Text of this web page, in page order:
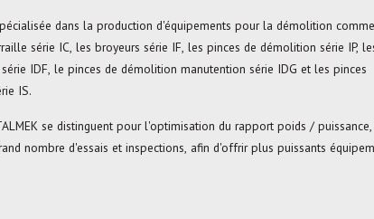
dans la production d'équipements pour la démolition
série IC, les broyeurs série IF, les pinces de démolition série IP,
IDF, le pinces de démolition manutention série IDG et les pinces
IS.
se distinguent pour l'optimisation du rapport poids /
nombre d'essais et inspections, afin d'offrir plus puissants